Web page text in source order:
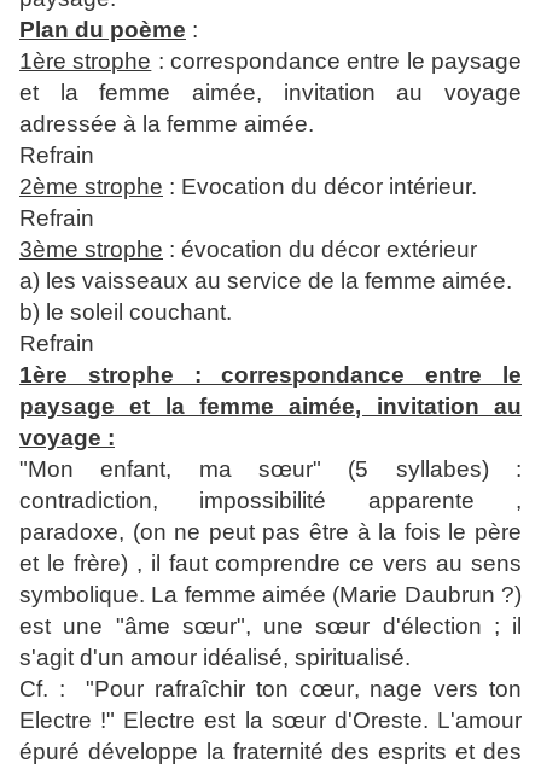
Plan du poème :
1ère strophe : correspondance entre le paysage
et la femme aimée, invitation au voyage
adressée à la femme aimée.
Refrain
2ème strophe : Evocation du décor intérieur.
Refrain
3ème strophe : évocation du décor extérieur
a) les vaisseaux au service de la femme aimée.
b) le soleil couchant.
Refrain
1ère strophe : correspondance entre le
paysage et la femme aimée, invitation au
voyage :
"Mon enfant, ma sœur" (5 syllabes) :
contradiction, impossibilité apparente ,
paradoxe, (on ne peut pas être à la fois le père
et le frère) , il faut comprendre ce vers au sens
symbolique. La femme aimée (Marie Daubrun ?)
est une "âme sœur", unesœur d'élection ; il
s'agit d'un amour idéalisé, spiritualisé.
Cf. : "Pour rafraîchir ton cœur, nage vers ton
Electre !" Electre est la sœurd'Oreste. L'amour
épuré développe la fraternité des esprits et des